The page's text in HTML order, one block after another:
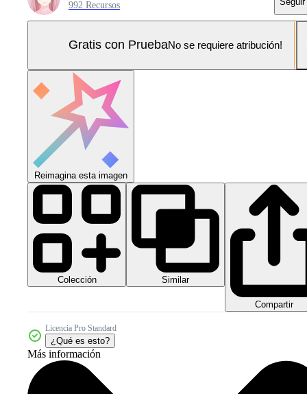
992 Recursos
Gratis con PruebaNo se requiere atribución!
Reimagina esta imagen
Colección Similar
Compartir
Licencia Pro Standard
¿Qué es esto?
Más información